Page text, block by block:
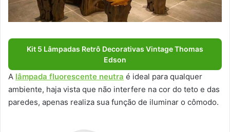
Kit 5 Lâmpadas Retrô Decorativas Vintage Thomas
Edson
A lâmpada fluorescente neutra é ideal para qualquer
ambiente, haja vista que não interfere na cor do teto e das
paredes, apenas realiza sua função de iluminar o cômodo.